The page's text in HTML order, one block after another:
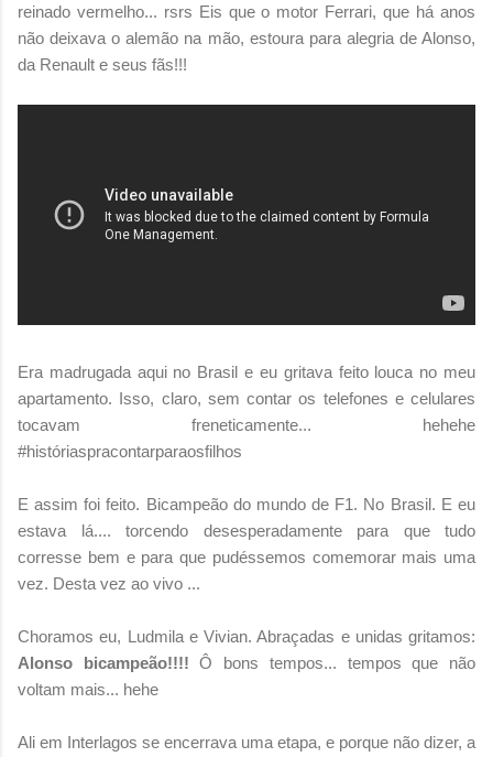
reinado vermelho... rsrs Eis que o motor Ferrari, que há anos
não deixava o alemão na mão, estoura para alegria de Alonso,
da Renault e seus fãs!!!
Era madrugada aqui no Brasil e eu gritava feito louca no meu
apartamento. Isso, claro, sem contar os telefones e celulares
tocavam freneticamente... hehehe
#históriaspracontarparaosfilhos
E assim foi feito. Bicampeão do mundo de F1. No Brasil. E eu
estava lá.... torcendo desesperadamente para que tudo
corresse bem e para que pudéssemos comemorar mais uma
vez. Desta vez ao vivo ...
Choramos eu, Ludmila e Vivian. Abraçadas e unidas gritamos:
Alonso bicampeão!!!! Ô bons tempos... tempos que não
voltam mais... hehe
Ali em Interlagos se encerrava uma etapa, e porque não dizer, a